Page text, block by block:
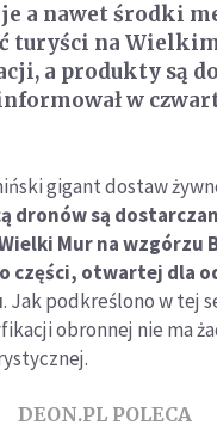
a nawet środki
turyści na
a produkty są
w
gigant dostaw
dronów są
Mur na wzgórzu
części, otwartej dla
. Jak podkreślono w tej
obronnej nie ma
DEON.PL POLECA